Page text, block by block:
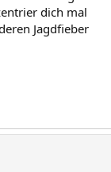
dich mal
Jagdfieber